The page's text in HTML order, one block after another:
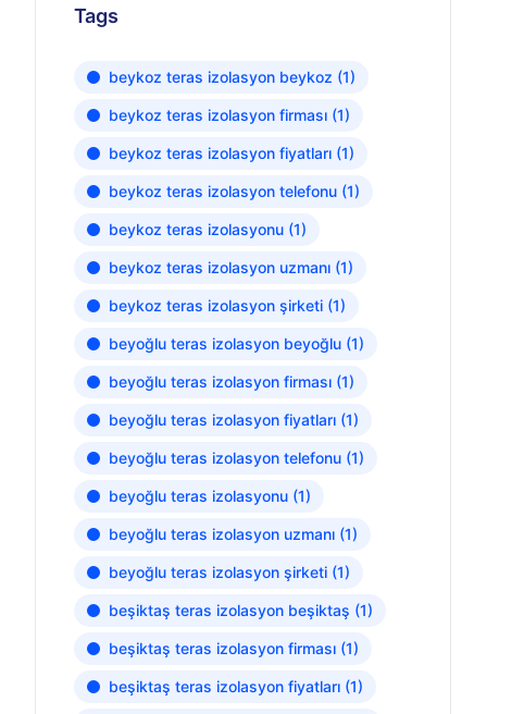
Tags
beykoz teras izolasyon beykoz (1)
beykoz teras izolasyon firması(1)
beykoz teras izolasyon fiyatları(1)
beykoz teras izolasyon telefonu(1)
beykoz teras izolasyonu(1)
beykoz teras izolasyon uzmanı(1)
beykoz teras izolasyon şirketi(1)
beyoğlu teras izolasyon beyoğlu(1)
beyoğlu teras izolasyon firması(1)
beyoğlu teras izolasyon fiyatları(1)
beyoğlu teras izolasyon telefonu(1)
beyoğlu teras izolasyonu(1)
beyoğlu teras izolasyon uzmanı(1)
beyoğlu teras izolasyon şirketi(1)
beşiktaş teras izolasyon beşiktaş (1)
beşiktaş teras izolasyon firması(1)
beşiktaş teras izolasyon fiyatları(1)